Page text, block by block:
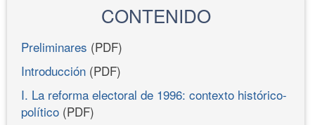
CONTENIDO
Preliminares (PDF)
Introducción (PDF)
I. La reforma electoral de 1996: contexto histórico-
político (PDF)